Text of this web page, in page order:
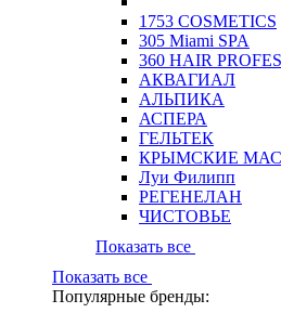
1753 COSMETICS
305 Miami SPA
360 HAIR
АКВАГИАЛ
АЛЬПИКА
АСПЕРА
ГЕЛЬТЕК
КРЫМСКИЕ
Луи Филипп
РЕГЕНЕЛАН
ЧИСТОВЬЕ
Показать все
Показать все
Популярные бренды: